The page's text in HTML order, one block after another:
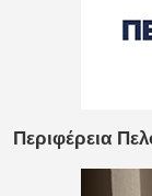
Περιφέρεια